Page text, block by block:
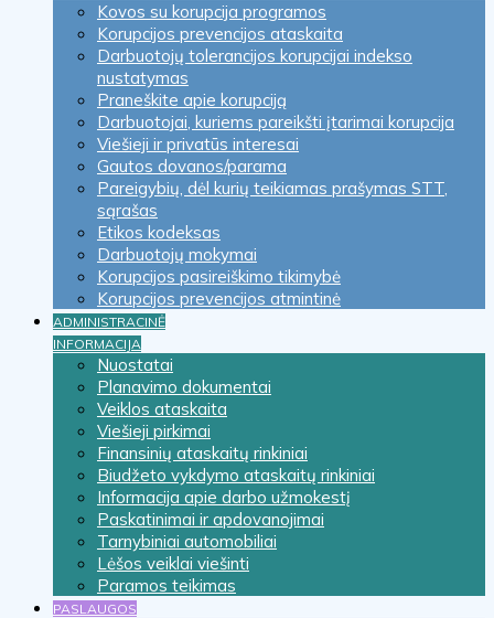
Kovos su korupcija programos
Korupcijos prevencijos ataskaita
Darbuotojų tolerancijos korupcijai indekso
nustatymas
Praneškite apie korupciją
Darbuotojai, kuriems pareikšti įtarimai korupcija
Viešieji ir privatūs interesai
Gautos dovanos/parama
Pareigybių, dėl kurių teikiamas prašymas STT,
sąrašas
Etikos kodeksas
Darbuotojų mokymai
Korupcijos pasireiškimo tikimybė
Korupcijos prevencijos atmintinė
ADMINISTRACINĖ
INFORMACIJA
Nuostatai
Planavimo dokumentai
Veiklos ataskaita
Viešieji pirkimai
Finansinių ataskaitų rinkiniai
Biudžeto vykdymo ataskaitų rinkiniai
Informacija apie darbo užmokestį
Paskatinimai ir apdovanojimai
Tarnybiniai automobiliai
Lėšos veiklai viešinti
Paramos teikimas
PASLAUGOS